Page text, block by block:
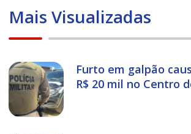
Mais Visualizadas
Furto em galpão
R$ 20 mil no Centro